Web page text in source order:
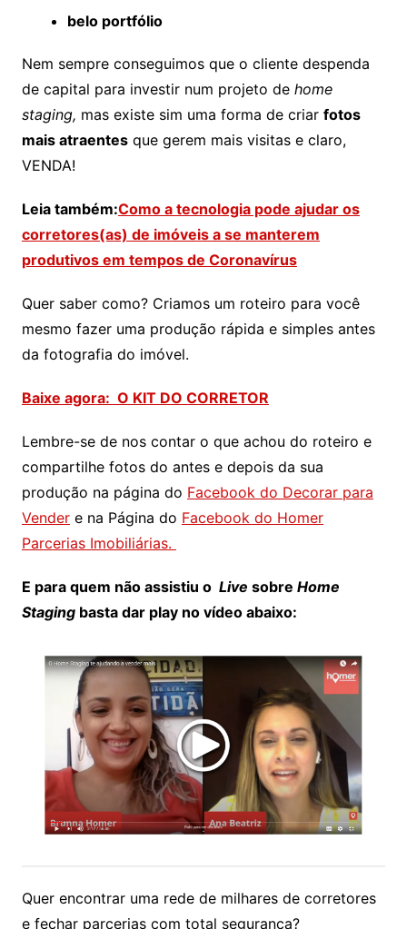
belo portfólio
Nem sempre conseguimos que o cliente despenda
de capital para investir num projeto de home
staging, mas existe sim uma forma de criar fotos
mais atraentesque gerem mais visitas e claro,
VENDA!
Leia também:Como a tecnologia pode ajudar os
corretores(as) de imóveis a se manterem
produtivos em tempos de Coronavírus
Quer saber como? Criamos um roteiro para você
mesmo fazer uma produção rápida e simples antes
da fotografia do imóvel.
Baixe agora: O KIT DO CORRETOR
Lembre-se de nos contar o que achou do roteiro e
compartilhe fotos do antes e depois da sua
produção na página do Facebook do Decorar para
Vendere na Página do Facebook do Homer
Parcerias Imobiliárias.
E para quem não assistiu o Live sobre Home
Stagingbasta dar play no vídeo abaixo:
Quer encontrar uma rede de milhares de corretores
e fechar parcerias com total segurança?